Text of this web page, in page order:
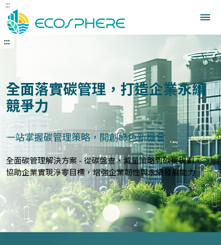
跳
到
中
內
:::
:::
建立企業永續發展藍圖
打造符合國際標準的永續報告與指標體系
永續報告與ESG評估服務 - 精準分析永續績效，規劃符合
GRI、
SASB等國際標準的報告策略，提升企業永續價值與形象
上一張 下一